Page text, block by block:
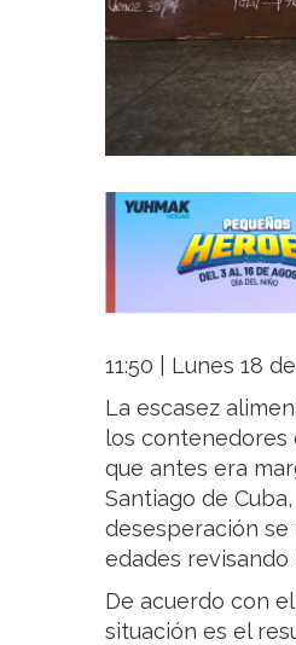
11:50 | Lunes 18
La escasez
los contenedores
que antes era
Santiago de
desesperación
edades revisando
De acuerdo con
situación es el